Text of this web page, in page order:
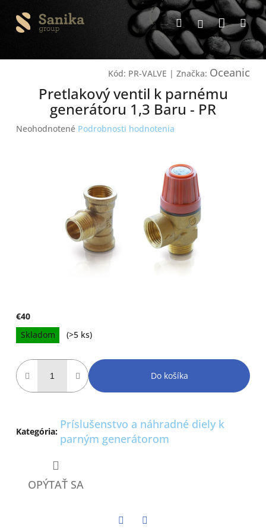
obsah
HľadaťPrihlásenie
košík
Kód: PR-VALVE | Značka: Oceanic
Pretlakový ventil k parnému
generátoru 1,3 Baru - PR
Priemerné
Neohodnotené Podrobnosti hodnotenia
€40
Jednotková
cena:
Skladom (>5 ks)
Do košíka
Kategória:
Príslušenstvo a náhradné diely k
parným generátorom
OPÝTAŤ SA